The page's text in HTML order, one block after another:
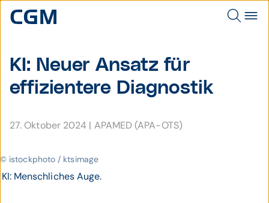
KI: Neuer Ansatz für
effizien­tere Dia­gnostik
27. Oktober 2024 | APAMED (APA-OTS)
© istockphoto / ktsimage
KI: Menschliches Auge.